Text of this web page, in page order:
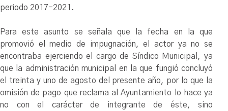
periodo 2017-2021.
Para este asunto se señala que la fecha en la que
promovió el medio de impugnación, el actor ya no se
encontraba ejerciendo el cargo de Síndico Municipal, ya
que la administración municipal en la que fungió concluyó
el treinta y uno de agosto del presente año, por lo que la
omisión de pago que reclama al Ayuntamiento lo hace ya
no con el carácter de integrante de éste, sino